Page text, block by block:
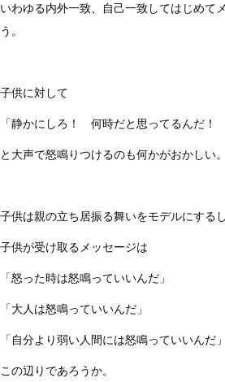
いわゆる内外一致、自己一致してはじめて
う。
子供に対して
「静かにしろ！ 何時だと思ってるんだ！
と大声で怒鳴りつけるのも何かがおかしい。
子供は親の立ち居振る舞いをモデルにするし
子供が受け取るメッセージは
「怒った時は怒鳴っていいんだ」
「大人は怒鳴っていいんだ」
「自分より弱い人間には怒鳴っていいんだ」
この辺りであろうか。